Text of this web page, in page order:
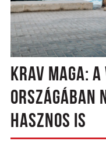
KRAV MAGA:
ORSZÁGÁBAN
HASZNOS IS